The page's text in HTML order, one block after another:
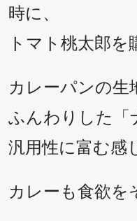
時に、
トマト桃太郎を
カレーパンの生
ふんわりした「
汎用性に富む感
カレーも食欲を